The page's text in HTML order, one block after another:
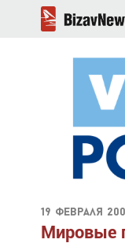
19 февраля
Мировые